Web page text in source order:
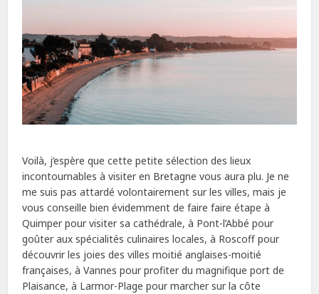
Voilà, j’espère que cette petite sélection des lieux
incontournables à visiter en Bretagne vous aura plu. Je ne
me suis pas attardé volontairement sur les villes, mais je
vous conseille bien évidemment de faire faire étape à
Quimper pour visiter sa cathédrale, à Pont-l’Abbé pour
goûter aux spécialités culinaires locales, à Roscoff pour
découvrir les joies des villes moitié anglaises-moitié
françaises, à Vannes pour profiter du magnifique port de
Plaisance, à Larmor-Plage pour marcher sur la côte